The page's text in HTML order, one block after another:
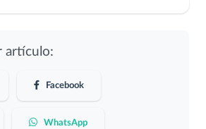
artículo:
Facebook
WhatsApp